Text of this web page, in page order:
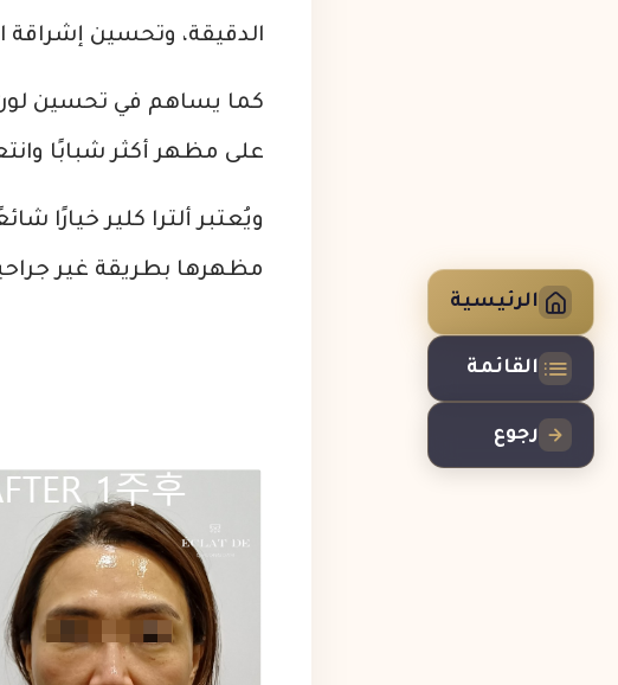
الدقيقة، وتحسين
كما يساهم في تحسين لون
على مظهر أكثر شبابًا
ويُعتبر ألترا كلير خيارًا
مظهرها بطريقة غير
الرئيسية
القائمة
رجوع